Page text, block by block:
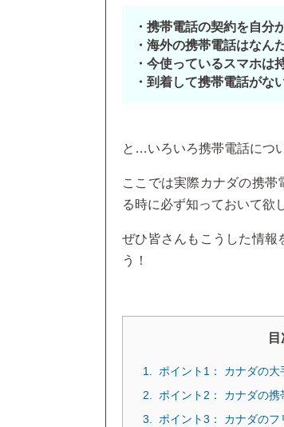
・携帯電話の契約を自
・海外の携帯電話はなん
・今使っているスマホは
・到着して携帯電話がな
と…いろいろ携帯電話につ
ここでは実際カナダの携
る時に必ず知っておいて欲
ぜひ皆さんもこうした情報
う！
ポイント1： カナダの大
ポイント2： カナダの
ポイント3： カナダの